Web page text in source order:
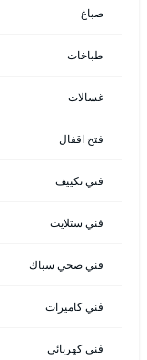
صباغ
طباخات
غسالات
فتح اقفال
فني تكييف
فني ستلايت
فني صحي سباك
فني كاميرات
فني كهربائي